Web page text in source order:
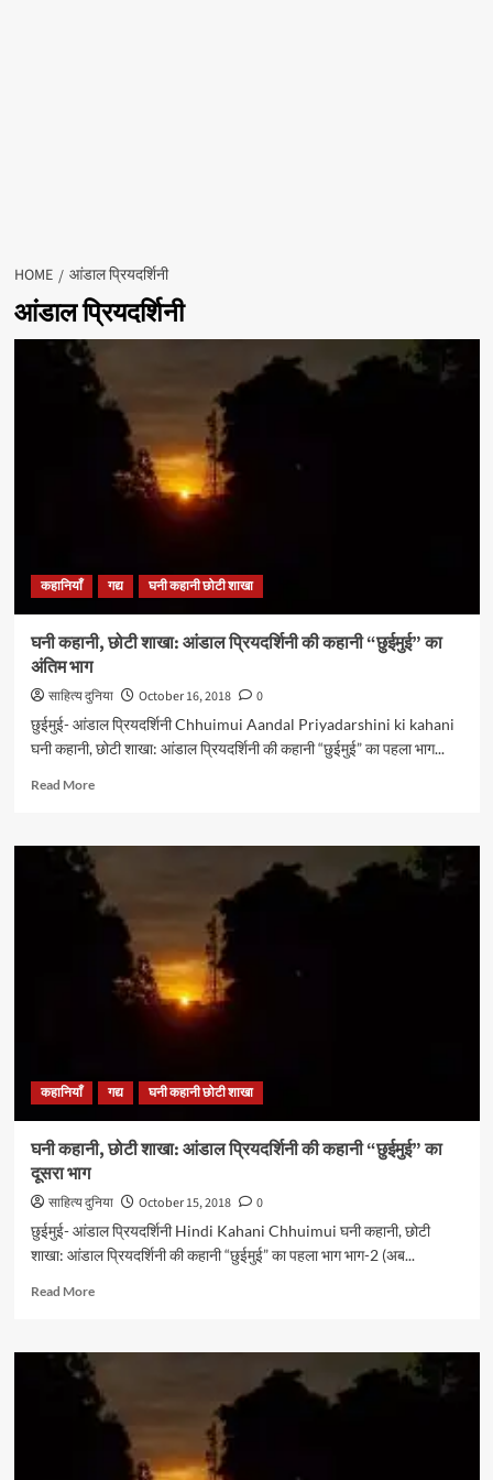
HOME आंडाल प्रियदर्शिनी
आंडाल प्रियदर्शिनी
कहानियाँ गद्य घनी कहानी छोटी शाखा
घनी कहानी, छोटी शाखा: आंडाल प्रियदर्शिनी की कहानी “छुईमुई” का
अंतिम भाग
साहित्य दुनिया October 16, 2018
0
छुईमुई- आंडाल प्रियदर्शिनी Chhuimui Aandal Priyadarshini ki kahani
घनी कहानी, छोटी शाखा: आंडाल प्रियदर्शिनी की कहानी “छुईमुई” का पहला भाग...
Read MoreRead
घनी
कहानी,
छोटी
शाखा:
आंडाल
प्रियदर्शिनी
कहानी
कहानियाँ गद्य घनी कहानी छोटी शाखा
घनी कहानी, छोटी शाखा: आंडाल प्रियदर्शिनी की कहानी “छुईमुई” का
दूसरा भाग
साहित्य दुनिया October 15, 2018
0
छुईमुई- आंडाल प्रियदर्शिनी Hindi Kahani Chhuimui घनी कहानी, छोटी
शाखा: आंडाल प्रियदर्शिनी की कहानी “छुईमुई” का पहला भाग भाग-2 (अब...
Read MoreRead
घनी
कहानी,
छोटी
शाखा:
आंडाल
प्रियदर्शिनी